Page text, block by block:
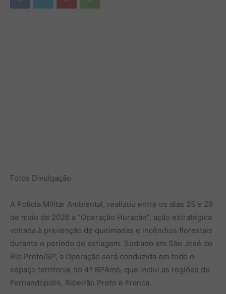
Fotos Divulgação
A Polícia Militar Ambiental, realizou entre os dias 25 e 29
de maio de 2026 a “Operação Huracán”, ação estratégica
voltada à prevenção de queimadas e incêndios florestais
durante o período de estiagem. Sediado em São José do
Rio Preto/SP, a Operação será conduzida em todo o
espaço territorial do 4º BPAmb, que inclui as regiões de
Fernandópolis, Ribeirão Preto e Franca.